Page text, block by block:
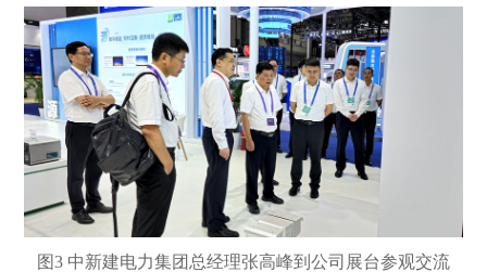
图3 中新建电力集团总经理张高峰到公司展台参观交流